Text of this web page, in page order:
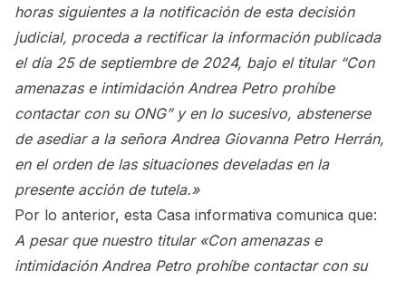
horas siguientes a la notificación de esta decisión
judicial, proceda a rectificar la información publicada
el día 25 de septiembre de 2024, bajo el titular “Con
amenazas e intimidación Andrea Petro prohíbe
contactar con su ONG” y en lo sucesivo, abstenerse
de asediar a la señora Andrea Giovanna Petro Herrán,
en el orden de las situaciones develadas en la
presente acción de tutela.»
Por lo anterior, esta Casa informativa comunica que:
A pesar que nuestro titular «Con amenazas e
intimidación Andrea Petro prohíbe contactar con su